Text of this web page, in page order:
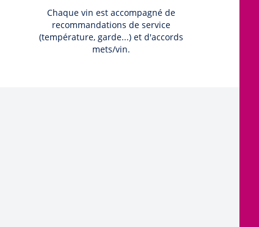
Chaque vin est accompagné de
recommandations de service
(température, garde...) et d'accords
mets/vin.